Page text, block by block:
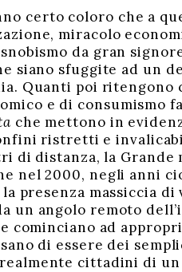
certo coloro che a
miracolo
da gran
siano sfuggite ad un
Quanti poi
e di consumismo
che mettono in
ristretti e
di distanza, la
nel 2000, negli anni
presenza massiccia
un angolo remoto
cominciano ad
di essere dei
cittadini di un